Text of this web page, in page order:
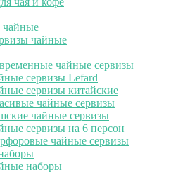
чайные
чайные
чайные сервизы
сервизы Lefard
сервизы китайские
чайные сервизы
чайные сервизы
сервизы на 6 персон
чайные сервизы
наборы